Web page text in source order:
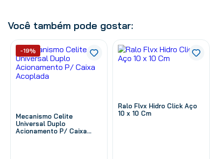
Você também pode gostar:
Mecanismo Celite
Universal Duplo
Acionamento P/ Caixa
-19%
Ralo Flvx Hidro Click Aço
10 x 10 Cm